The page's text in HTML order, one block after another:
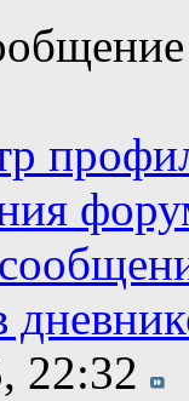
22:32